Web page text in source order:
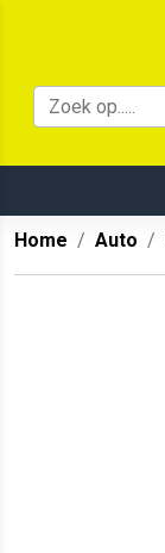
Home Auto